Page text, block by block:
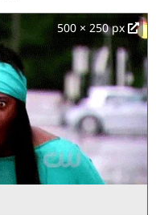
500 × 250 px